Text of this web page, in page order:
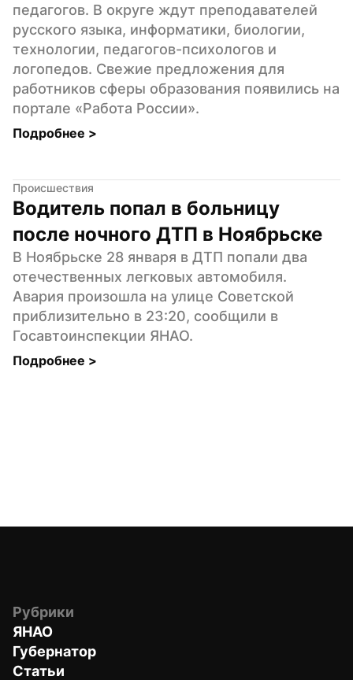
педагогов. В округе ждут преподавателей
русского языка, информатики, биологии,
технологии, педагогов-психологов и
логопедов. Свежие предложения для
работников сферы образования появились на
портале «Работа России».
Подробнее >
Происшествия
Водитель попал в больницу
после ночного ДТП в Ноябрьске
В Ноябрьске 28 января в ДТП попали два
отечественных легковых автомобиля.
Авария произошла на улице Советской
приблизительно в 23:20, сообщили в
Госавтоинспекции ЯНАО.
Подробнее >
Рубрики
ЯНАО
Губернатор
Статьи